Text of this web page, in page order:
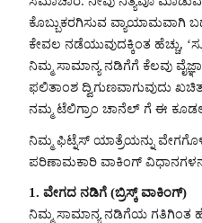
ಕೊಬ್ಬುಕರಗಿಸುವ ವ್ಯಾಯಾಮವಾಗಿ
ಕೇವಲ ನಡೆಯುವುದಕ್ಕಿಂತ ಹೆಚ್ಚು,
ನಿಮ್ಮ ಸಾಮಾನ್ಯ ನಡಿಗೆಗೆ ಕೆಲವು
ಫಲಿತಾಂಶ ದ್ವಿಗುಣವಾಗುವುದು
ನಮ್ಮ ಟೆಲಿಗ್ರಾಂ ಚಾನೆಲ್ ಗೆ ಈ
ನಿಮ್ಮ ಫಿಟ್ನೆಸ್ ಯಾತ್ರೆಯನ್ನು
ಪರಿಣಾಮಕಾರಿ ವಾಕಿಂಗ್
1. ವೇಗದ ನಡಿಗೆ (ಬ್ರಿಸ್ಕ್ ವಾಕಿಂಗ್)
ನಿಮ್ಮ ಸಾಮಾನ್ಯ ನಡಿಗೆಯ ಗತಿಗಿಂತ